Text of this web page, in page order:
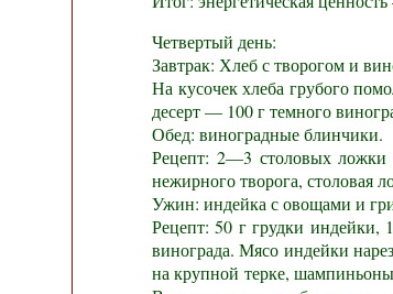
Четвертый день:
Завтрак: Хлеб с творогом и
На кусочек хлеба грубого
десерт — 100 г темного
Обед: виноградные блинчики.
Рецепт: 2—3 столовых ложки
нежирного творога, столовая
Ужин: индейка с овощами и
Рецепт: 50 г грудки индейки,
винограда. Мясо индейки
на крупной терке,